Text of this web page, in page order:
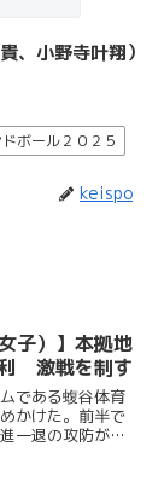
、小野寺叶翔）
ボール２０２５
keispo
子）】本拠地
激戦を制す
である蝮谷体育
かけた。前半で
一退の攻防が続